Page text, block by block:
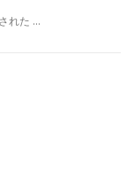
れた …